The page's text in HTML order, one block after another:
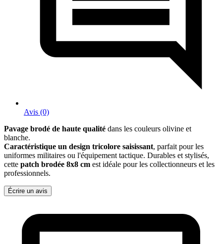
Avis (0)
Pavage brodé de haute qualité dans les couleurs olivine et
blanche.
Caractéristique un design tricolore saisissant, parfait pour les
uniformes militaires ou l'équipement tactique. Durables et stylisés,
cette patch brodée 8x8 cm est idéale pour les collectionneurs et les
professionnels.
Écrire un avis